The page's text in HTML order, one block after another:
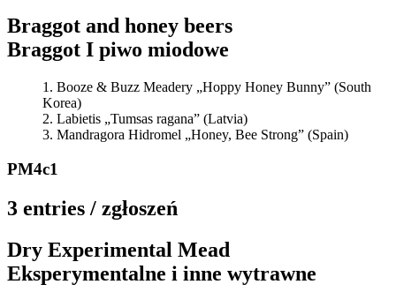
Braggot and honey beers
Braggot I piwo miodowe
Booze & Buzz Meadery „Hoppy Honey Bunny” (South
Korea)
Labietis „Tumsas ragana” (Latvia)
Mandragora Hidromel „Honey, Bee Strong” (Spain)
PM4c1
3 entries / zgłoszeń
Dry Experimental Mead
Eksperymentalne i inne wytrawne